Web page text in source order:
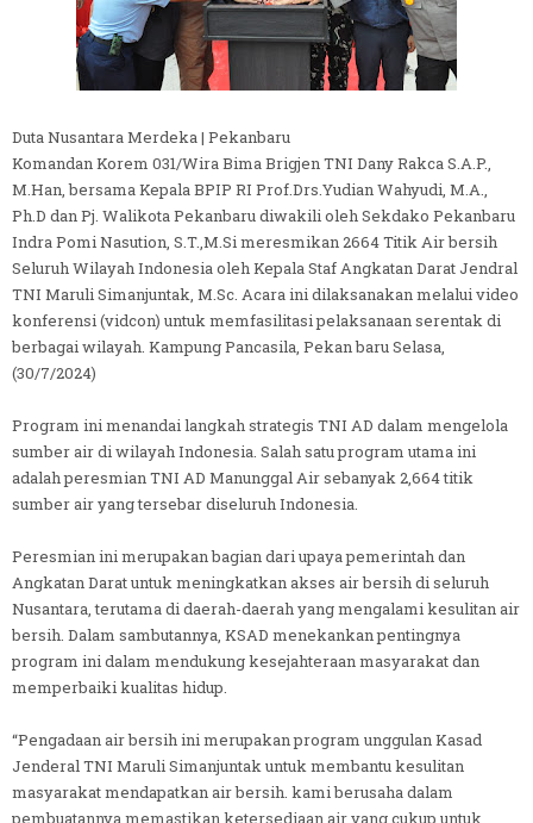
Duta Nusantara Merdeka | Pekanbaru
Komandan Korem 031/Wira Bima Brigjen TNI Dany Rakca S.A.P.,
M.Han, bersama Kepala BPIP RI Prof.Drs.Yudian Wahyudi, M.A.,
Ph.D dan Pj. Walikota Pekanbaru diwakili oleh Sekdako Pekanbaru
Indra Pomi Nasution, S.T.,M.Si meresmikan 2664 Titik Air bersih
Seluruh Wilayah Indonesia oleh Kepala Staf Angkatan Darat Jendral
TNI Maruli Simanjuntak, M.Sc. Acara ini dilaksanakan melalui video
konferensi (vidcon) untuk memfasilitasi pelaksanaan serentak di
berbagai wilayah. Kampung Pancasila, Pekan baru Selasa,
(30/7/2024)
Program ini menandai langkah strategis TNI AD dalam mengelola
sumber air di wilayah Indonesia. Salah satu program utama ini
adalah peresmian TNI AD Manunggal Air sebanyak 2,664 titik
sumber air yang tersebar diseluruh Indonesia.
Peresmian ini merupakan bagian dari upaya pemerintah dan
Angkatan Darat untuk meningkatkan akses air bersih di seluruh
Nusantara, terutama di daerah-daerah yang mengalami kesulitan air
bersih. Dalam sambutannya, KSAD menekankan pentingnya
program ini dalam mendukung kesejahteraan masyarakat dan
memperbaiki kualitas hidup.
“Pengadaan air bersih ini merupakan program unggulan Kasad
Jenderal TNI Maruli Simanjuntak untuk membantu kesulitan
masyarakat mendapatkan air bersih. kami berusaha dalam
pembuatannya memastikan ketersediaan air yang cukup untuk